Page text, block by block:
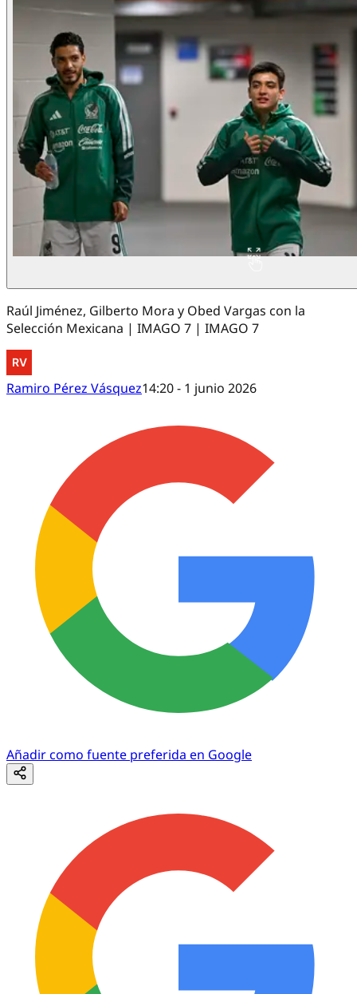
Raúl Jiménez, Gilberto Mora y Obed Vargas con la
Selección Mexicana | IMAGO 7 | IMAGO 7
Ramiro Pérez Vásquez14:20 - 1 junio 2026
Añadir como fuente preferida en Google